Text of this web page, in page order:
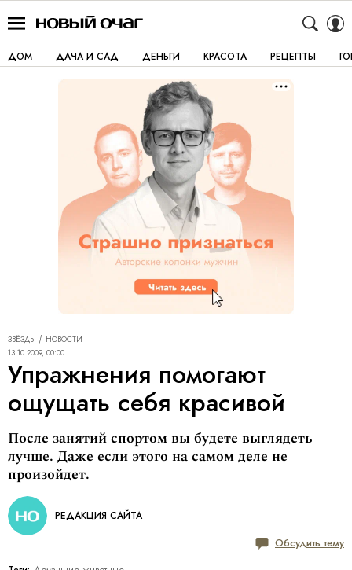
ДОМ ДАЧА И САД ДЕНЬГИ КРАСОТА РЕЦЕПТЫ
ЗВЁЗДЫ
НОВОСТИ
13.10.2009, 00:00
Упражнения помогают
ощущать себя красивой
После занятий спортом вы будете выглядеть
лучше. Даже если этого на самом деле не
произойдет.
РЕДАКЦИЯ САЙТА
Обсудить тему